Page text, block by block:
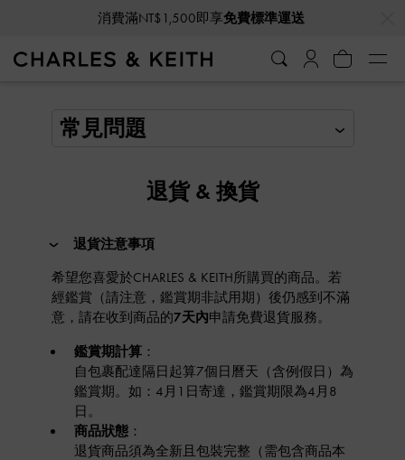
消費滿NT$1,500即享免費標準運送
常見問題
退貨 & 換貨
退貨注意事項
希望您喜愛於CHARLES & KEITH所購買的商品。若
經鑑賞（請注意，鑑賞期非試用期）後仍感到不滿
意，請在收到商品的7天內申請免費退貨服務。
鑑賞期計算：
自包裹配達隔日起算7個日曆天（含例假日）為
鑑賞期。如：4月1日寄達，鑑賞期限為4月8
日。
商品狀態：
退貨商品須為全新且包裝完整（需包含商品本